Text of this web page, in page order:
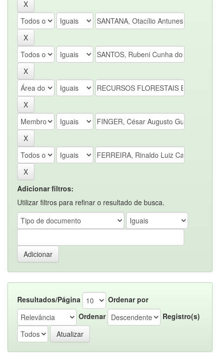
Adicionar filtros:
Utilizar filtros para refinar o resultado de busca.
Resultados/Página
Ordenar por
Ordenar
Registro(s)